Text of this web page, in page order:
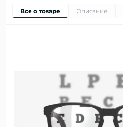
Все о товаре Описание